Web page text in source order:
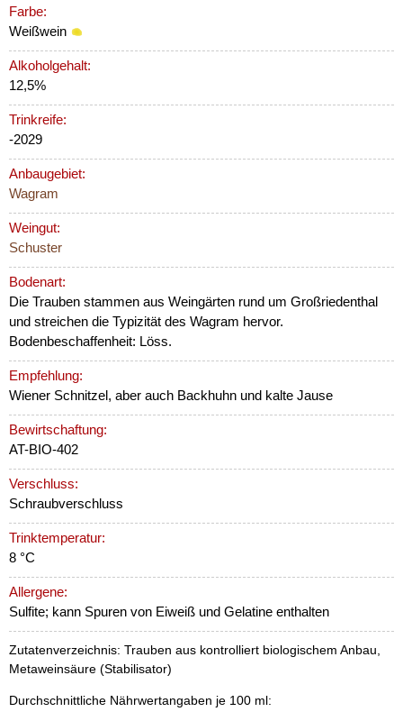
Farbe:
Weißwein
Alkoholgehalt:
12,5%
Trinkreife:
-2029
Anbaugebiet:
Wagram
Weingut:
Schuster
Bodenart:
Die Trauben stammen aus Weingärten rund um Großriedenthal
und streichen die Typizität des Wagram hervor.
Bodenbeschaffenheit: Löss.
Empfehlung:
Wiener Schnitzel, aber auch Backhuhn und kalte Jause
Bewirtschaftung:
AT-BIO-402
Verschluss:
Schraubverschluss
Trinktemperatur:
8 °C
Allergene:
Sulfite; kann Spuren von Eiweiß und Gelatine enthalten
Zutatenverzeichnis: Trauben aus kontrolliert biologischem Anbau,
Metaweinsäure (Stabilisator)
Durchschnittliche Nährwertangaben je 100 ml: